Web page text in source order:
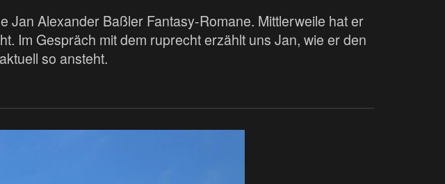
Alexander Baßler Fantasy-Romane. Mittlerweile hat er
Im Gespräch mit dem ruprecht erzählt uns Jan, wie er den
so ansteht.